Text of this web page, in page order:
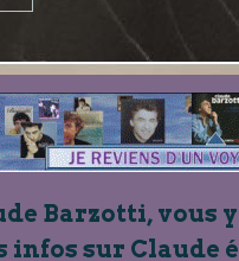
Barzotti, vous
infos sur Claude